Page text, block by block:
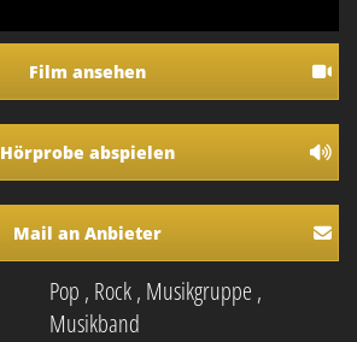
Film ansehen
Hörprobe abspielen
Mail an Anbieter
Pop , Rock, Musikgruppe ,
Musikband